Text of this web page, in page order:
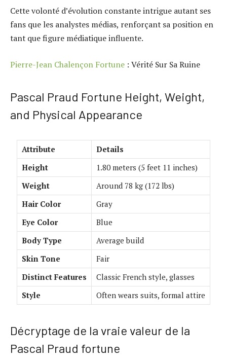
Cette volonté d’évolution constante intrigue autant ses
fans que les analystes médias, renforçant sa position en
tant que figure médiatique influente.
Pierre-Jean Chalençon Fortune : Vérité Sur Sa Ruine
Pascal Praud Fortune Height, Weight,
and Physical Appearance
Attribute
Details
Height
1.80 meters (5 feet 11 inches)
Weight
Around 78 kg (172 lbs)
Hair Color
Gray
Eye Color
Blue
Body Type
Average build
Skin Tone
Fair
Distinct Features
Classic French style, glasses
Style
Often wears suits, formal attire
Décryptage de la vraie valeur de la
Pascal Praud fortune